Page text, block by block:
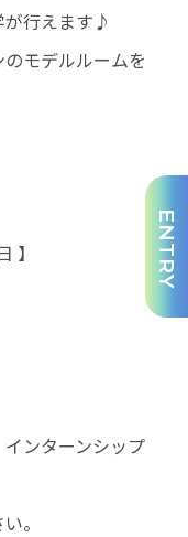
が行えます♪
モデルルームを
】
ンターンシップ
。
ENTRY